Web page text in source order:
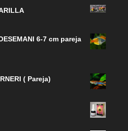
6-7 cm pareja
( Pareja)